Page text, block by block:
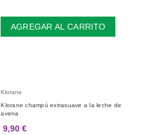
AGREGAR AL CARRITO
Klorane
Klorane champú extrasuave a la leche de
avena
9,90 €